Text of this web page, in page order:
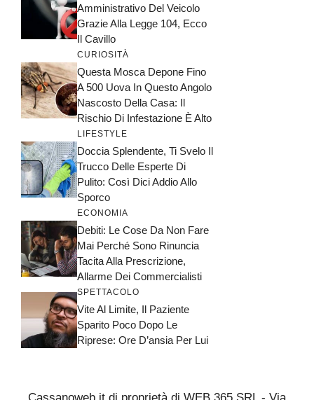
Amministrativo Del Veicolo
Grazie Alla Legge 104, Ecco
Il Cavillo
CURIOSITÀ
Questa Mosca Depone Fino
A 500 Uova In Questo Angolo
Nascosto Della Casa: Il
Rischio Di Infestazione È Alto
LIFESTYLE
Doccia Splendente, Ti Svelo Il
Trucco Delle Esperte Di
Pulito: Così Dici Addio Allo
Sporco
ECONOMIA
Debiti: Le Cose Da Non Fare
Mai Perché Sono Rinuncia
Tacita Alla Prescrizione,
Allarme Dei Commercialisti
SPETTACOLO
Vite Al Limite, Il Paziente
Sparito Poco Dopo Le
Riprese: Ore D’ansia Per Lui